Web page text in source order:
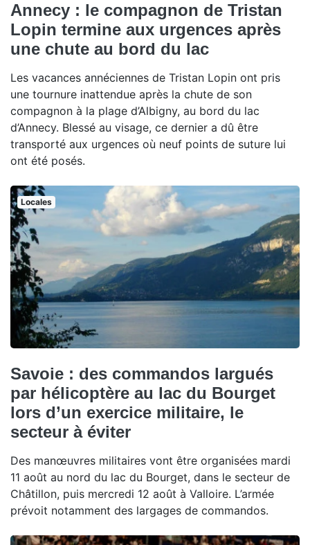
Annecy : le compagnon de Tristan
Lopin termine aux urgences après
une chute au bord du lac
Les vacances annéciennes de Tristan Lopin ont pris
une tournure inattendue après la chute de son
compagnon à la plage d’Albigny, au bord du lac
d’Annecy. Blessé au visage, ce dernier a dû être
transporté aux urgences où neuf points de suture lui
ont été posés.
Locales
Savoie : des commandos largués
par hélicoptère au lac du Bourget
lors d’un exercice militaire, le
secteur à éviter
Des manœuvres militaires vont être organisées mardi
11 août au nord du lac du Bourget, dans le secteur de
Châtillon, puis mercredi 12 août à Valloire. L’armée
prévoit notamment des largages de commandos.